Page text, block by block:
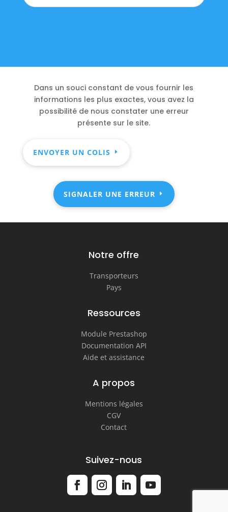
Dans un souci constant de vous fournir les
informations les plus exactes, vous avez la
possibilité de nous constater une erreur
présente sur le site.
ENVOYER UN COLIS
SIGNALER UNE ERREUR
Notre offre
Transporteurs
Pays
Ressources
Module Prestashop
Documentation API
Aide et assistance
A propos
Mentions légales
CGV
Contact
Suivez-nous